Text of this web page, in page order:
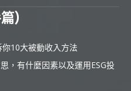
)
10大被動收入方法
，有什麼因素以及運用ESG投